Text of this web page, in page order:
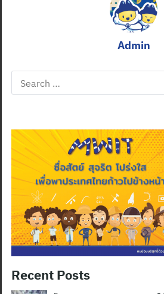
Admin
Search
for:
Recent Posts